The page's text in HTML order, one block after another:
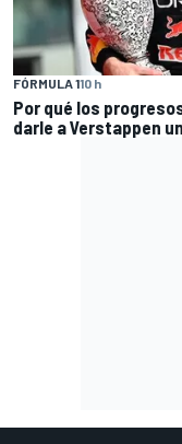
FÓRMULA 110 h
Por qué los
darle a Verstappen